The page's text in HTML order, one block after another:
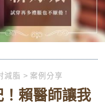
減脂 案例分享
賴醫師讓我